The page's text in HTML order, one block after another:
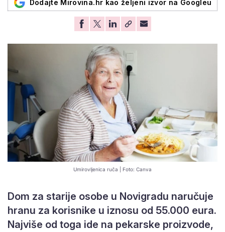
Dodajte Mirovina.hr kao željeni izvor na Googleu
Umirovljenica ruča | Foto: Canva
Dom za starije osobe u Novigradu naručuje
hranu za korisnike u iznosu od 55.000 eura.
Najviše od toga ide na pekarske proizvode,